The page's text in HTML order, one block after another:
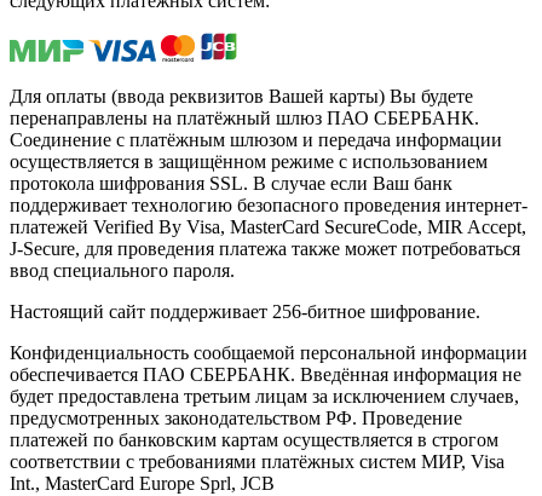
Для оплаты (ввода реквизитов Вашей карты) Вы будете
перенаправлены на платёжный шлюз ПАО СБЕРБАНК.
Соединение с платёжным шлюзом и передача информации
осуществляется в защищённом режиме с использованием
протокола шифрования SSL. В случае если Ваш банк
поддерживает технологию безопасного проведения интернет-
платежей Verified By Visa, MasterCard SecureCode, MIR Accept,
J-Secure, для проведения платежа также может потребоваться
ввод специального пароля.
Настоящий сайт поддерживает 256-битное шифрование.
Конфиденциальность сообщаемой персональной информации
обеспечивается ПАО СБЕРБАНК. Введённая информация не
будет предоставлена третьим лицам за исключением случаев,
предусмотренных законодательством РФ. Проведение
платежей по банковским картам осуществляется в строгом
соответствии с требованиями платёжных систем МИР, Visa
Int., MasterCard Europe Sprl, JCB